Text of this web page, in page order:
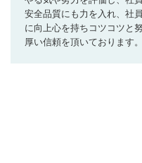
安全品質にも力を入れ、社
に向上心を持ちコツコツと
厚い信頼を頂いております。